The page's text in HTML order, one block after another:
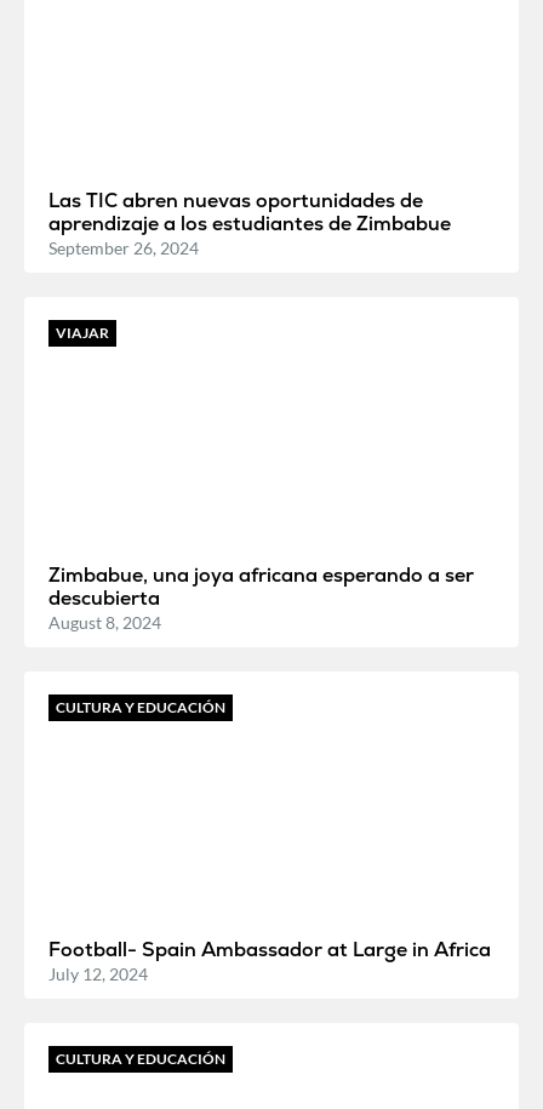
Las TIC abren nuevas oportunidades de
aprendizaje a los estudiantes de Zimbabue
September 26, 2024
VIAJAR
Zimbabue, una joya africana esperando a ser
descubierta
August 8, 2024
CULTURA Y EDUCACIÓN
Football- Spain Ambassador at Large in Africa
July 12, 2024
CULTURA Y EDUCACIÓN